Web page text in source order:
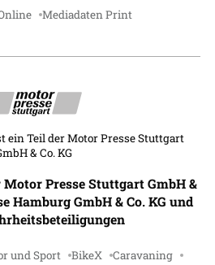
Mediadaten Print
ein Teil der Motor Presse Stuttgart
& Co. KG
Presse Stuttgart GmbH &
Hamburg GmbH & Co. KG und
und Sport BikeX Caravaning